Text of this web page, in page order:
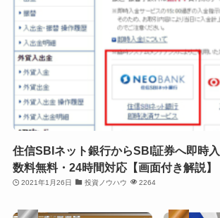
住信SBIネット銀行からSBI証券へ即時
数料無料・24時間対応【画面付き解説】
2021年1月26日 投資ノウハウ 2264